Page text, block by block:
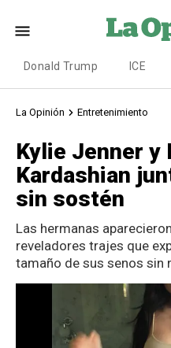
Donald Trump ICE
La Opinión Entretenimiento
Kylie Jenner y
Kardashian
sin sostén
Las hermanas
reveladores trajes que
tamaño de sus senos sin